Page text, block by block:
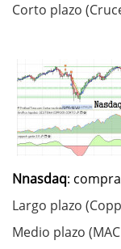
Corto plazo
Nnasdaq:
Largo plazo
Medio plazo